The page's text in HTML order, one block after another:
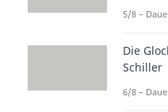
war
aus
5/8 –
Die
Schiller
6/8 –